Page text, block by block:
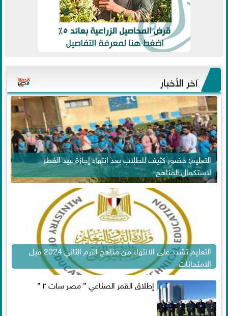
آخر الأخبار
التعليم: حضور كثيف للطلاب بعد انتهاء إجازة عيد الفطر
لاستكمال المناهج
التعليم تشدد على الانتهاء من مناهج الترم الثاني 2024 قبل
الامتحانات
إطلاق القمر الصناعي ” مصر سات ٢ ”